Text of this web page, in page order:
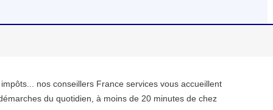
nos conseillers France services vous accueillent
du quotidien, à moins de 20 minutes de chez